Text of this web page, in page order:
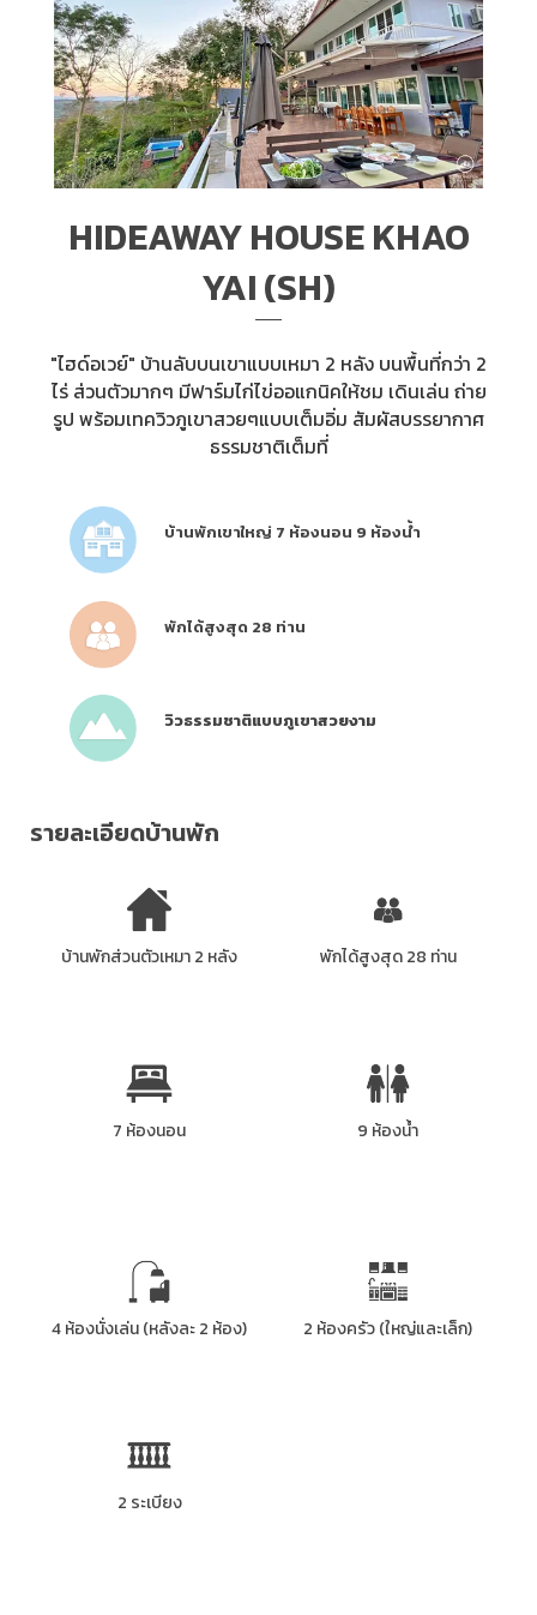
HIDEAWAY HOUSE KHAO
YAI (SH)
"ไฮด์อเวย์" บ้านลับบนเขาแบบเหมา 2 หลัง บนพื้นที่กว่า 2
ไร่ ส่วนตัวมากๆ มีฟาร์มไก่ไข่ออแกนิคให้ชม เดินเล่น ถ่าย
รูป พร้อมเทควิวภูเขาสวยๆแบบเต็มอิ่ม สัมผัสบรรยากาศ
ธรรมชาติเต็มที่
บ้านพักเขาใหญ่ 7 ห้องนอน 9 ห้องน้ำ
พักได้สูงสุด 28 ท่าน
วิวธรรมชาติแบบภูเขาสวยงาม
รายละเอียดบ้านพัก
บ้านพักส่วนตัวเหมา 2 หลัง พักได้สูงสุด 28 ท่าน
7 ห้องนอน 9 ห้องน้ำ
4 ห้องนั่งเล่น (หลังละ 2 ห้อง) 2 ห้องครัว (ใหญ่และเล็ก)
2 ระเบียง